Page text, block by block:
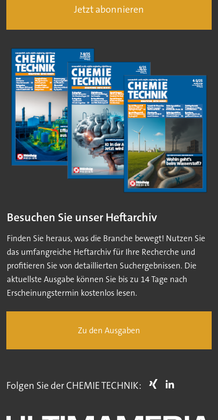
Jetzt abonnieren
Besuchen Sie unser Heftarchiv
Finden Sie heraus, was die Branche bewegt! Nutzen Sie
das umfangreiche Heftarchiv für Ihre Recherche und
profitieren Sie von detaillierten Suchergebnissen. Die
aktuellste Ausgabe können Sie bis zu 14 Tage nach
Erscheinungstermin kostenlos lesen.
Zu den Ausgaben
Folgen Sie der CHEMIE TECHNIK: